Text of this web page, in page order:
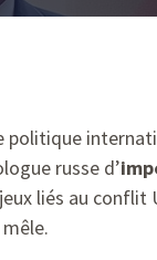
politique
russe d’
liés au